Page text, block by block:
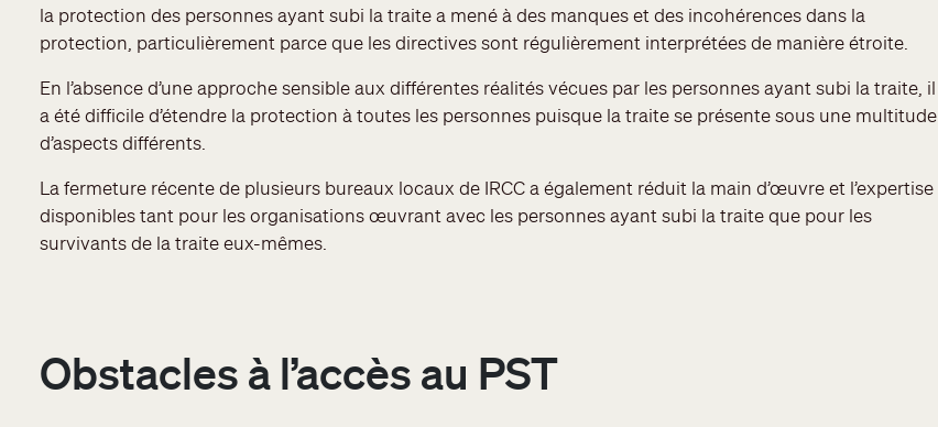
la protection des personnes ayant subi la traite a mené à des manques et des incohérences dans la
protection, particulièrement parce que les directives sont régulièrement interprétées de manière étroite.
En l’absence d’une approche sensible aux différentes réalités vécues par les personnes ayant subi la traite, il
a été difficile d’étendre la protection à toutes les personnes puisque la traite se présente sous une multitude
d’aspects différents.
La fermeture récente de plusieurs bureaux locaux de IRCC a également réduit la main d’œuvre et l’expertise
disponibles tant pour les organisations œuvrant avec les personnes ayant subi la traite que pour les
survivants de la traite eux-mêmes.
Obstacles à l’accès au PST